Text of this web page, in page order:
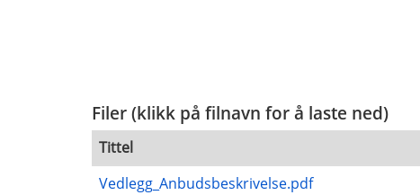
Filer (klikk på filnavn for å laste ned)
Tittel
Vedlegg_Anbudsbeskrivelse.pdf